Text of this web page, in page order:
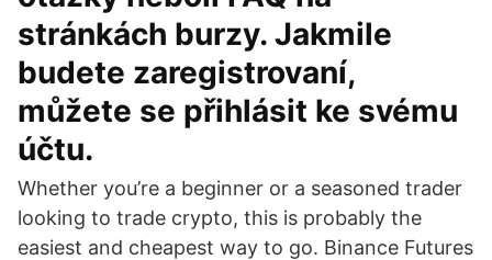
stránkách burzy. Jakmile
budete zaregistrovaní,
můžete se přihlásit ke svému
účtu.
Whether you’re a beginner or a seasoned trader
looking to trade crypto, this is probably the
easiest and cheapest way to go. Binance Futures